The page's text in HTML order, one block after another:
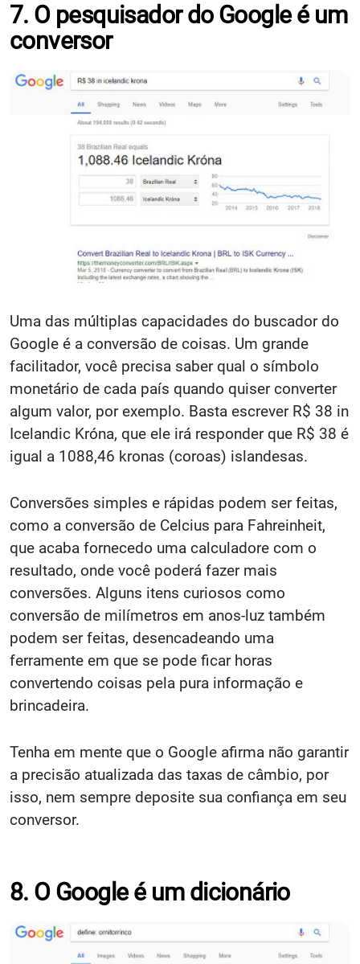
7. O pesquisador do Google é um
conversor
Uma das múltiplas capacidades do buscador do
Google é a conversão de coisas. Um grande
facilitador, você precisa saber qual o símbolo
monetário de cada país quando quiser converter
algum valor, por exemplo. Basta escrever R$ 38 in
Icelandic Króna, que ele irá responder que R$ 38 é
igual a 1088,46 kronas (coroas) islandesas.
Conversões simples e rápidas podem ser feitas,
como a conversão de Celcius para Fahreinheit,
que acaba fornecedo uma calculadore com o
resultado, onde você poderá fazer mais
conversões. Alguns itens curiosos como
conversão de milímetros em anos-luz também
podem ser feitas, desencadeando uma
ferramente em que se pode ficar horas
convertendo coisas pela pura informação e
brincadeira.
Tenha em mente que o Google afirma não garantir
a precisão atualizada das taxas de câmbio, por
isso, nem sempre deposite sua confiança em seu
conversor.
8. O Google é um dicionário